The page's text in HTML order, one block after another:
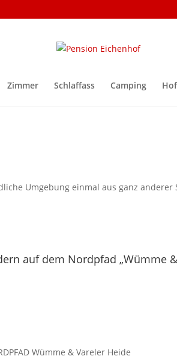
Zimmer Schlaffass Camping
Umgebung einmal aus ganz anderer
auf dem Nordpfad „Wümme
Wümme & Vareler Heide